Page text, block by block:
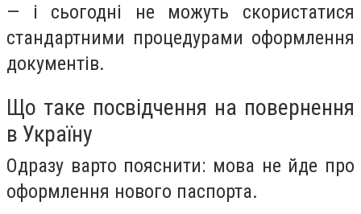
— і сьогодні не можуть скористатися
стандартними процедурами оформлення
документів.
Що таке посвідчення на повернення
в Україну
Одразу варто пояснити: мова не йде про
оформлення нового паспорта.